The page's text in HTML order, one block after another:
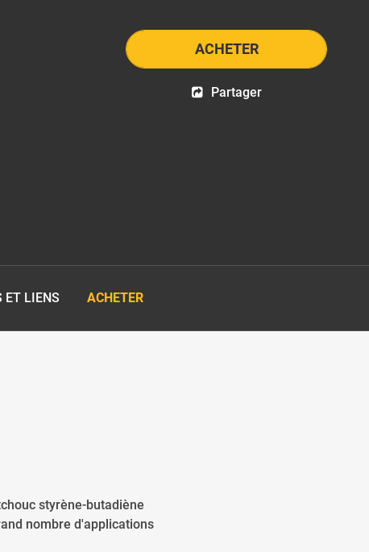
ACHETER
Partager
ET LIENS ACHETER
styrène-butadiène
nombre d'applications